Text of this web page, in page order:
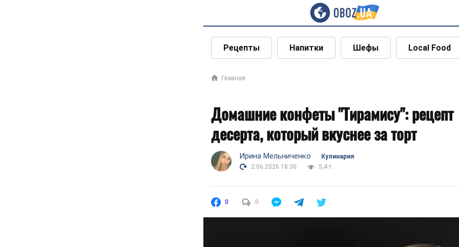
Рецепты Напитки Шефы Local Food
Главная
Домашние конфеты "Тирамису": рецепт
десерта, который вкуснее за торт
Ирина Мельниченко
Кулинария
2.06.2026 18:30
5,4 т.
0 0